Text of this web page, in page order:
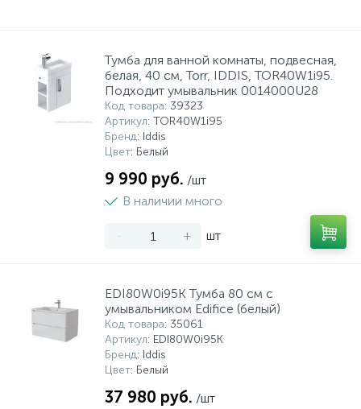
Тумба для ванной комнаты, подвесная,
белая, 40 см, Torr, IDDIS, TOR40W1i95.
Подходит умывальник 0014000U28
Код товара: 39323
Артикул: TOR40W1i95
Бренд: Iddis
Цвет: Белый
9 990 руб. /шт
В наличии много
- + шт
EDI80W0i95K Тумба 80 см с
умывальником Edifice (белый)
Код товара: 35061
Артикул: EDI80W0i95K
Бренд: Iddis
Цвет: Белый
37 980 руб. /шт